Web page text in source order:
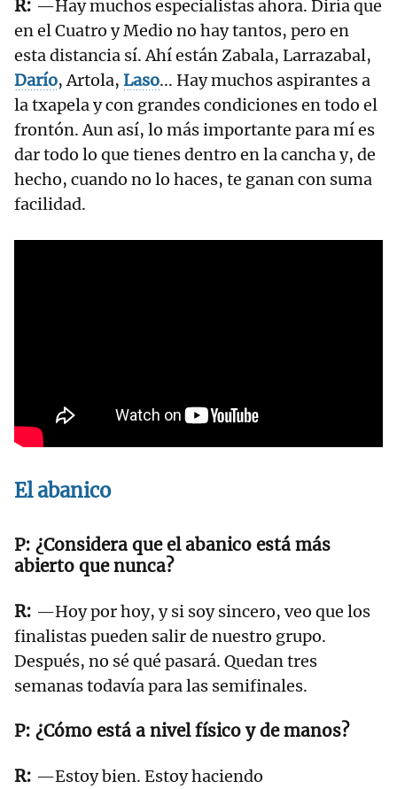
—Hay muchos especialistas ahora. Diría que
en el Cuatro y Medio no hay tantos, pero en
esta distancia sí. Ahí están Zabala, Larrazabal,
Darío, Artola, Laso... Hay muchos aspirantes a
la txapela y con grandes condiciones en todo el
frontón. Aun así, lo más importante para mí es
dar todo lo que tienes dentro en la cancha y, de
hecho, cuando no lo haces, te ganan con suma
facilidad.
El abanico
¿Considera que el abanico está más
abierto que nunca?
—Hoy por hoy, y si soy sincero, veo que los
finalistas pueden salir de nuestro grupo.
Después, no sé qué pasará. Quedan tres
semanas todavía para las semifinales.
¿Cómo está a nivel físico y de manos?
—Estoy bien. Estoy haciendo